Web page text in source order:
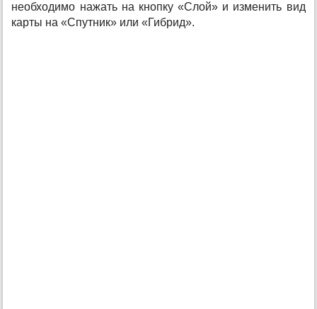
необходимо нажать на кнопку «Слой» и изменить вид
карты на «Спутник» или «Гибрид».